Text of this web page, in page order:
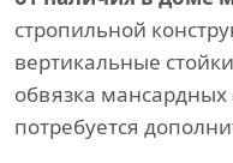
стропильной
вертикальные
обвязка мансардных
потребуется